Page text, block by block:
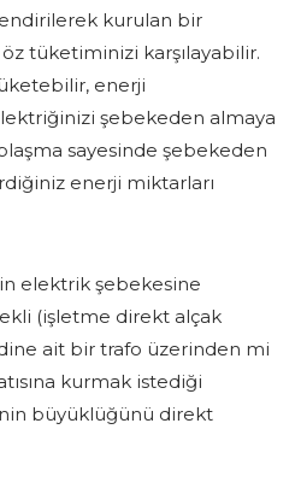
kurulan bir
tüketiminizi karşılayabilir.
enerji
şebekeden almaya
sayesinde şebekeden
enerji miktarları
elektrik şebekesine
(işletme direkt alçak
ait bir trafo üzerinden mi
kurmak istediği
büyüklüğünü direkt